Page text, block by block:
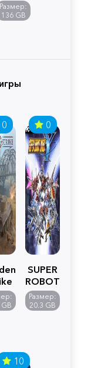
of
Размер:
136 GB
0
SUPER
ROBOT
WARS
Y
Размер:
20.3 GB
10